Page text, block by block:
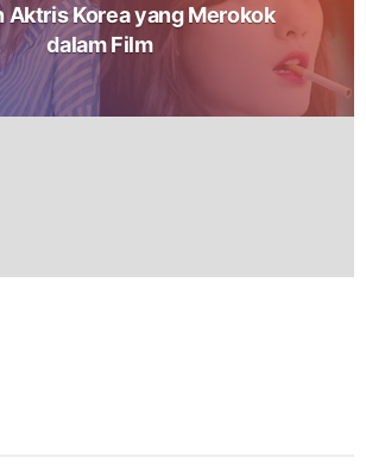
Aktris Korea yang Merokok
dalam Film